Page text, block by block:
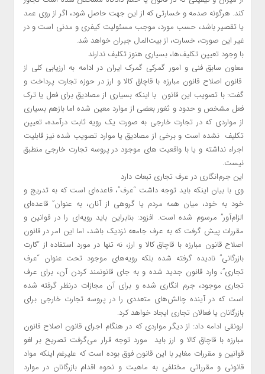
کند. هرگونه صدمه و خسارتی که از این جهت حاصل شود، اگر از روی عمد
یا تقصیر باشد، حسب مورد، موجب مسئولیت کیفری و مدنی است و در
غیر این ‌صورت، خسارت، از بیت‌المال جبران خواهد شد.
با وجود تعیین تکلیف‌ها، بسیاری هنوز تکلیف ندارند
معاون سابق فنی و امور گمرکی گمرک ایران در ادامه به ارزیابی کلی از
قانون اصلاح قانون مبارزه با قاچاق کالا و ارز در حوزه تجارت پرداخت و
گفت: با تصویب این قانون با اینکه بسیاری از مصادیق برای فعل یا ترک
فعل مشخص و حدود و ثغور بعضی از موارد معین شده اما بازهم بسیاری
از مواردی که در تجارت خارجی به صورت یک رویه ثابت درآمده، تعیین
تکلیف نشده است و برخی از مصادیق یا موارد تصویب شده نیز قابلیت
اجراء نداشته و یا با واقعیت های موجود در پروسه تجارت خارجی منطبق
نیست.
این جرم‌انگاری در عرف تجاری تبعات دارد
وی با بیان اینکه باید توجه داشت “عرف”، قاعده‌ای است که به تدریج و
خود به خود، میان همه مردم یا گروهی از آنان، به عنوان” قاعده‌ای
الزام‌آور” مرسوم شده است. افزود: بنابراین باید رویه‌ای را در قوانین و
مقررات پیش گرفت که به عرف جامعه نزدیک باشد، اما این امر در قانون
اصلاح قانون مبارزه با قاچاق کالا و ارز، نه تنها در مورد استفاده از “کارت
بازرگانی” نادیده گرفته شده بلکه رویه‌های موجود تحت عنوان “عرف
تجاری”، وارد قانون جدید شده و به جای قانونمند کردن آن، برای عرف
تجاری موجود، جرم انگاری شده و برای آن مجازات درنظر گرفته شده
است که در آینده چالش‌های متعددی را در پروسه تجارت خارجی برای
بازرگانان یا فعالان تجاری ایجاد خواهد کرد.
ارونقی ادامه داد: از دیگر مواردی که در هنگام اجرای قانون اصلاح قانون
مبارزه با قاچاق کالا و ارز باید مورد توجه قرار می‌گرفت تصریح بر لغو
قوانین و مقررات مغایر با این قانون فوق بوده است که علیرغم اینکه مواد
قانونی و مقرراتی مختلفی به ماهیت و نحوه اقدام بازرگانان در موارد